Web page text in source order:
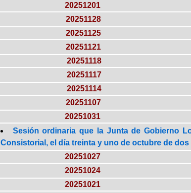
20251201
20251128
20251125
20251121
20251118
20251117
20251114
20251107
20251031
Sesión ordinaria que la Junta de Gobierno
Consistorial, el día treinta y uno de octubre de
20251027
20251024
20251021